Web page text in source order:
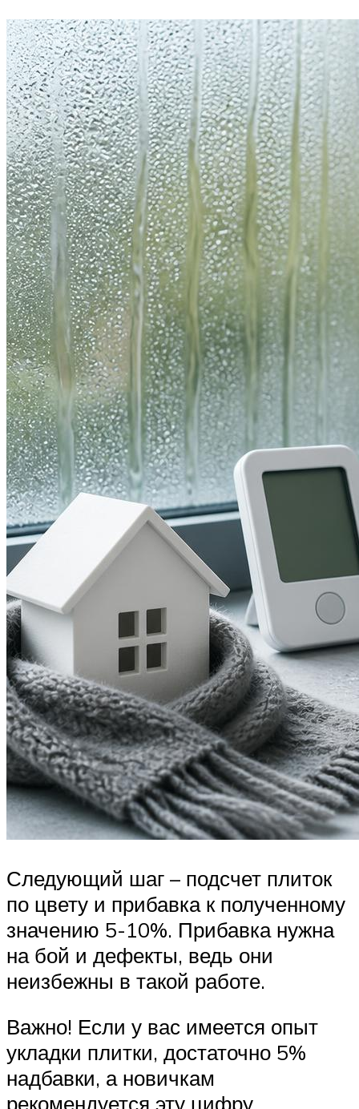
Следующий шаг – подсчет плиток
по цвету и прибавка к полученному
значению 5-10%. Прибавка нужна
на бой и дефекты, ведь они
неизбежны в такой работе.
Важно! Если у вас имеется опыт
укладки плитки, достаточно 5%
надбавки, а новичкам
рекомендуется эту цифру